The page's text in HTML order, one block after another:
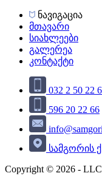
ნავიგაცია
მთავარი
სიახლეები
გალერეა
კონტაქტი
032 2 50 22
596 20 22 66
სამგორის
Copyright © 2026 -